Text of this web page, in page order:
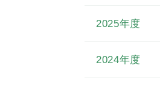
2025年度
2024年度